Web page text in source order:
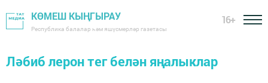
КӨМЕШ КЫҢГЫРАУ
Республика балалар һәм яшүсмерләр газетасы
16+
Ләбиб лерон тег белән яңалыклар